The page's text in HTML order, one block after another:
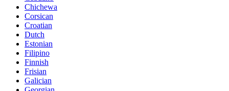
Chichewa
Corsican
Croatian
Dutch
Estonian
Filipino
Finnish
Frisian
Galician